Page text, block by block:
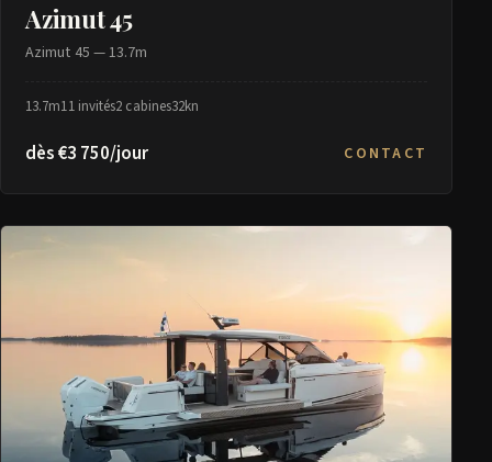
Azimut 45
Azimut 45 — 13.7m
13.7m11 invités2 cabines32kn
dès €3 750/jour CONTACT